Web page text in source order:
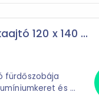
120 x 140 ...
fürdőszobája
és az